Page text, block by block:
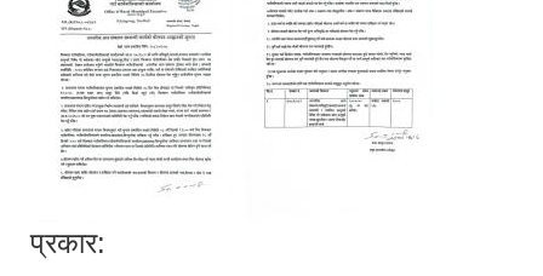
प्रकार: